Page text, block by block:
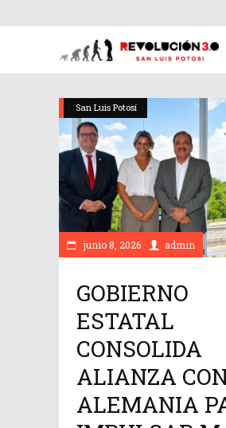
San Luis Potosí
junio 8, 2026 admin
GOBIERNO
ESTATAL
CONSOLIDA
ALIANZA
ALEMANIA